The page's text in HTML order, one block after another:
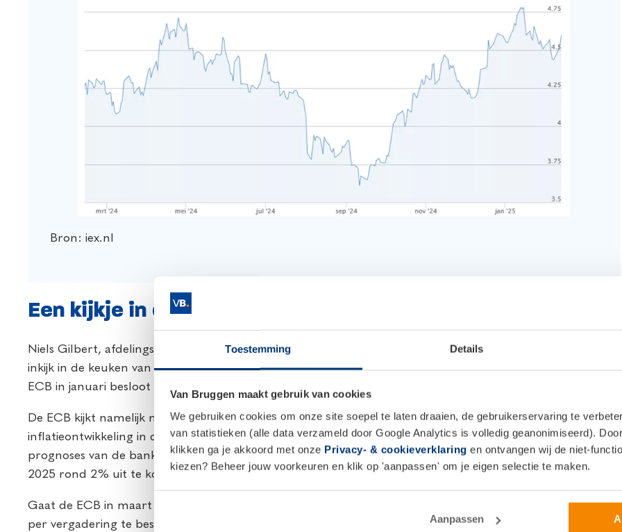
Toestemming Details
Van Bruggen maakt gebruik van cookies
We gebruiken cookies om onze site soepel te laten draaien, de gebruikerservaring te
van statistieken (alle data verzameld door Google Analytics is volledig geanonimiseerd). Door
klikken ga je akkoord met onze Privacy- & cookieverklaring en ontvangen wij de niet-
kiezen? Beheer jouw voorkeuren en klik op 'aanpassen' om je eigen selectie te maken.
Aanpassen
Bron: iex.nl
Een kijkje in de keuken bij de rentevergadering van de ECB
Niels Gilbert, afdelingshoofd monetair beleid bij De Nederlandsche Bank, geeft in
inkijk in de keuken van de Europese Centrale Bank (ECB).Hij legt op een heldere manier uit waarom de
ECB in januari besloot de rente wel te verlagen, ondanks de stijgende inflatie.
De ECB kijkt namelijk niet alleen naar de inflatie van de afgelopen maand, maar vooral naar de verwachte
inflatieontwikkeling in de komende maanden. De recente stijging van de inflatie kwam overeen met de
prognoses van de bank. Het goede nieuws: de inflatie in de eurozone blijft op koers ligt om halverwege
2025 rond 2% uit te komen. Dit komt vooral door de zwakke Europese economie.
Gaat de ECB in maart de rente verder verlagen? Die kans is groot, maar de bank behoud de vrijheid om
per vergadering te beslissen. Vooral het handelsbeleid van de Verenigde Staten blijft een onzekere factor